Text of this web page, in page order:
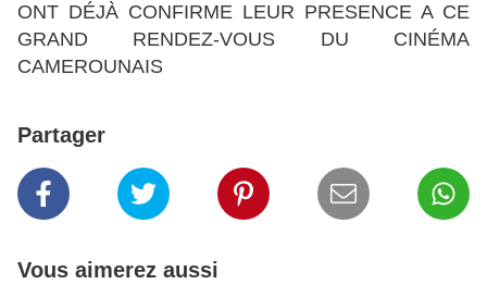
ONT DÉJÀ CONFIRME LEUR PRESENCE A CE
GRAND RENDEZ-VOUS DU CINÉMA
CAMEROUNAIS
Partager
Vous aimerez aussi